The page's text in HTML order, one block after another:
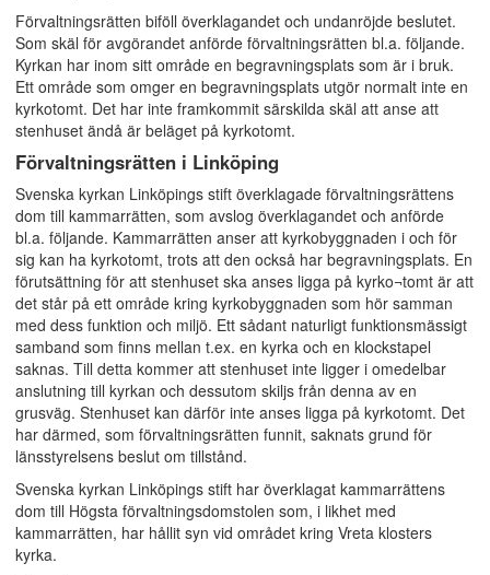
Förvaltningsrätten biföll överklagandet och undanröjde beslutet.
Som skäl för avgörandet anförde förvaltningsrätten bl.a. följande.
Kyrkan har inom sitt område en begravningsplats som är i bruk.
Ett område som omger en begravningsplats utgör normalt inte en
kyrkotomt. Det har inte framkommit särskilda skäl att anse att
stenhuset ändå är beläget på kyrkotomt.
Förvaltningsrätten i Linköping
Svenska kyrkan Linköpings stift överklagade förvaltningsrättens
dom till kammarrätten, som avslog överklagandet och anförde
bl.a. följande. Kammarrätten anser att kyrkobyggnaden i och för
sig kan ha kyrkotomt, trots att den också har begravningsplats. En
förutsättning för att stenhuset ska anses ligga på kyrko¬tomt är att
det står på ett område kring kyrkobyggnaden som hör samman
med dess funktion och miljö. Ett sådant naturligt funktionsmässigt
samband som finns mellan t.ex. en kyrka och en klockstapel
saknas. Till detta kommer att stenhuset inte ligger i omedelbar
anslutning till kyrkan och dessutom skiljs från denna av en
grusväg. Stenhuset kan därför inte anses ligga på kyrkotomt. Det
har därmed, som förvaltningsrätten funnit, saknats grund för
länsstyrelsens beslut om tillstånd.
Svenska kyrkan Linköpings stift har överklagat kammarrättens
dom till Högsta förvaltningsdomstolen som, i likhet med
kammarrätten, har hållit syn vid området kring Vreta klosters
kyrka.